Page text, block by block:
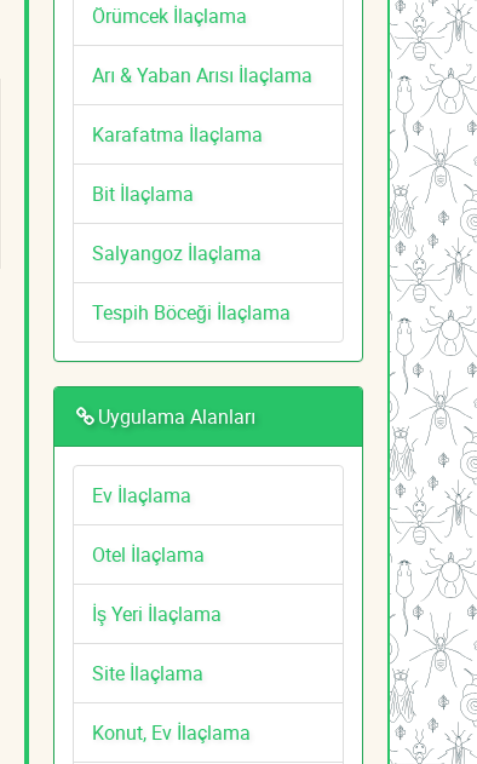
Örümcek İlaçlama
Arı & Yaban Arısı İlaçlama
Karafatma İlaçlama
Bit İlaçlama
Salyangoz İlaçlama
Tespih Böceği İlaçlama
Uygulama Alanları
Ev İlaçlama
Otel İlaçlama
İş Yeri İlaçlama
Site İlaçlama
Konut, Ev İlaçlama